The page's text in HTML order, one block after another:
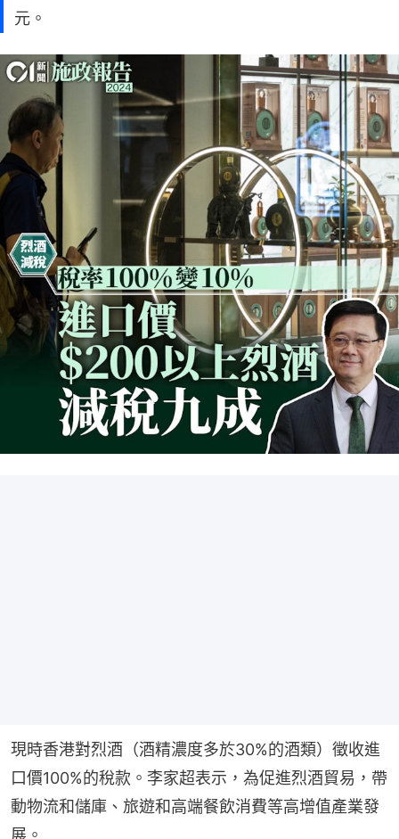
元。
現時香港對烈酒（酒精濃度多於30%的酒類）徵收進
口價100%的稅款。李家超表示，為促進烈酒貿易，帶
動物流和儲庫、旅遊和高端餐飲消費等高增值產業發
展。